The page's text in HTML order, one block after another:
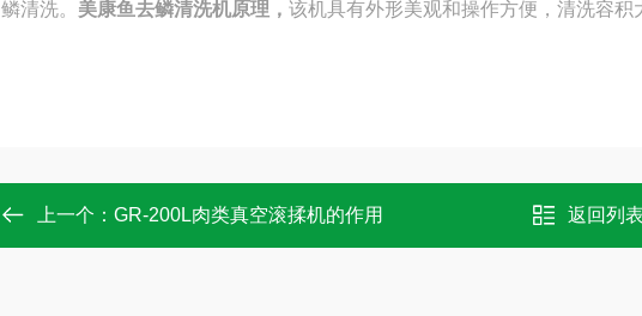
鳞清洗。 美康鱼去鳞清洗机原理 ， 该机具有外形美观和操作方便，清洗容积
上一个： GR-200L肉类真空滚揉机的作用 返回列表